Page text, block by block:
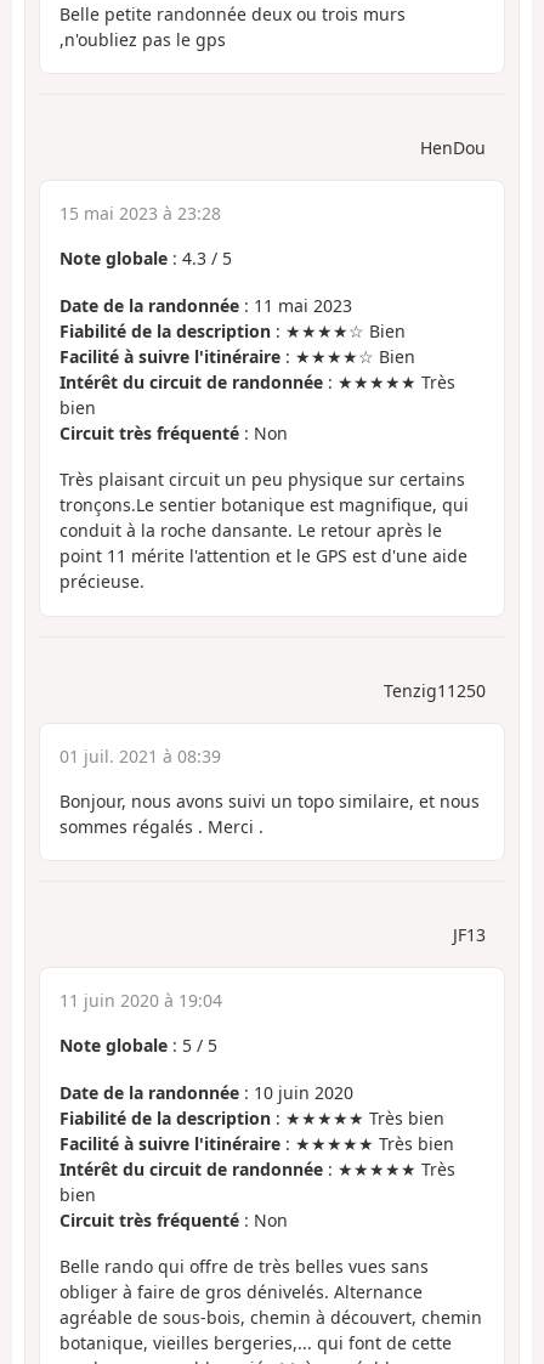
Belle petite randonnée deux ou trois murs
,n'oubliez pas le gps
HenDou
15 mai 2023 à 23:28
Note globale : 4.3 / 5
Date de la randonnée : 11 mai 2023
Fiabilité de la description : ★★★★☆ Bien
Facilité à suivre l'itinéraire : ★★★★☆ Bien
Intérêt du circuit de randonnée : ★★★★★ Très
bien
Circuit très fréquenté : Non
Très plaisant circuit un peu physique sur certains
tronçons.Le sentier botanique est magnifique, qui
conduit à la roche dansante. Le retour après le
point 11 mérite l'attention et le GPS est d'une aide
précieuse.
Tenzig11250
01 juil. 2021 à 08:39
Bonjour, nous avons suivi un topo similaire, et nous
sommes régalés . Merci .
JF13
11 juin 2020 à 19:04
Note globale : 5 / 5
Date de la randonnée : 10 juin 2020
Fiabilité de la description : ★★★★★ Très bien
Facilité à suivre l'itinéraire : ★★★★★ Très bien
Intérêt du circuit de randonnée : ★★★★★ Très
bien
Circuit très fréquenté : Non
Belle rando qui offre de très belles vues sans
obliger à faire de gros dénivelés. Alternance
agréable de sous-bois, chemin à découvert, chemin
botanique, vieilles bergeries,... qui font de cette